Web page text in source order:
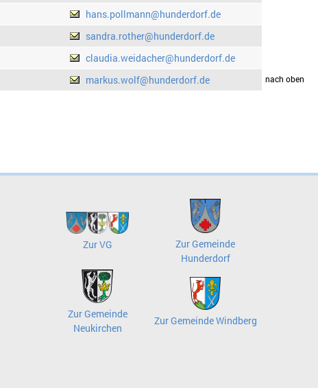
hans.pollmann@hunderdorf.de
sandra.rother@hunderdorf.de
claudia.weidacher@hunderdorf.de
markus.wolf@hunderdorf.dedrucken nach oben
Zur VG
Zur Gemeinde
Hunderdorf
Zur Gemeinde
Neukirchen
Zur Gemeinde Windberg